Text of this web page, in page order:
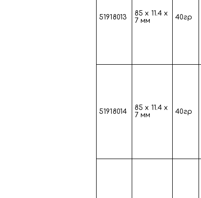
51918013
85 х 11.4 х
7 мм
40гр
51918014
85 х 11.4 х
7 мм
40гр